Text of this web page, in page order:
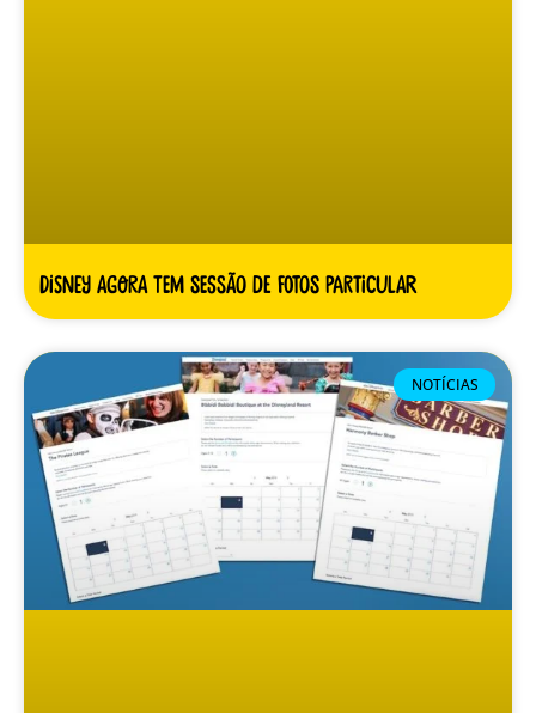
Disney agora tem sessão de fotos particular
NOTÍCIAS